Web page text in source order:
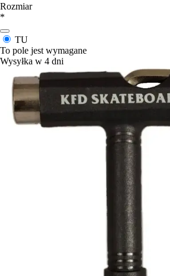
Rozmiar
*
TU
To pole jest wymagane
Wysyłka w 4 dni